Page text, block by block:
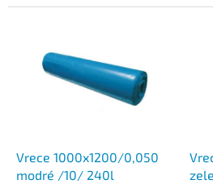
Vrece 1000x1200/0,050
modré /10/ 240l